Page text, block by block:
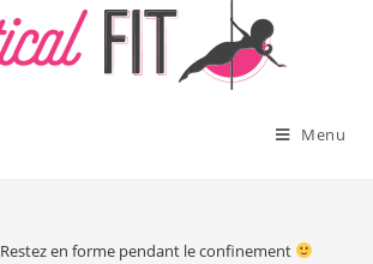
Menu
Restez en forme pendant le confinement